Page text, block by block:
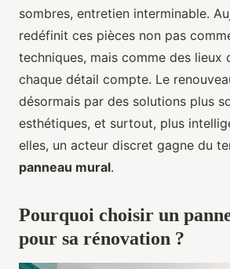
sombres, entretien interminable.
redéfinit ces pièces non pas
techniques, mais comme des lieux
chaque détail compte. Le
désormais par des solutions plus
esthétiques, et surtout, plus
elles, un acteur discret gagne du
panneau mural.
Pourquoi choisir un
pour sa rénovation ?